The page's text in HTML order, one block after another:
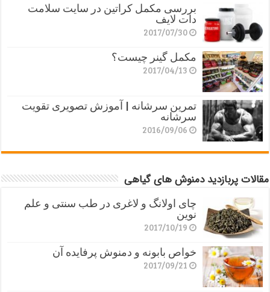
بررسی مکمل کراتین در سایت سلامت
دات لایف
2017/07/30
مکمل گینر چیست؟
2017/04/13
تمرین سرشانه | آموزش تصویری تقویت
سرشانه
2016/09/06
مقالات پربازدید دمنوش های گیاهی
چای اولانگ و لاغری در طب سنتی و علم
نوین
2017/10/19
خواص بابونه و دمنوش پرفایده آن
2017/09/21